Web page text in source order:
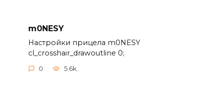
m0NESY
Настройки прицела m0NESY
cl_crosshair_drawoutline 0;
0 5.6k.